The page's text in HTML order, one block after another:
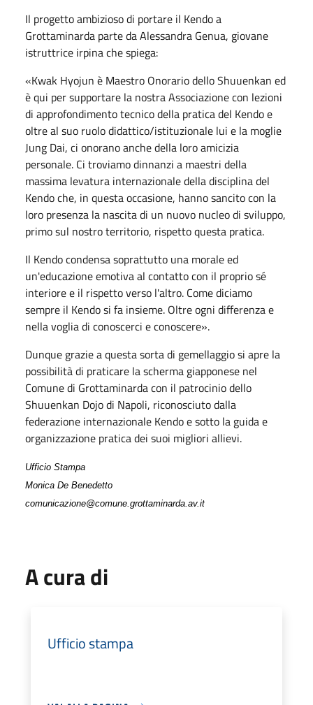
Il progetto ambizioso di portare il Kendo a
Grottaminarda parte da Alessandra Genua, giovane
istruttrice irpina che spiega:
«Kwak Hyojun è Maestro Onorario dello Shuuenkan ed
è qui per supportare la nostra Associazione con lezioni
di approfondimento tecnico della pratica del Kendo e
oltre al suo ruolo didattico/istituzionale lui e la moglie
Jung Dai, ci onorano anche della loro amicizia
personale. Ci troviamo dinnanzi a maestri della
massima levatura internazionale della disciplina del
Kendo che, in questa occasione, hanno sancito con la
loro presenza la nascita di un nuovo nucleo di sviluppo,
primo sul nostro territorio, rispetto questa pratica.
Il Kendo condensa soprattutto una morale ed
un'educazione emotiva al contatto con il proprio sé
interiore e il rispetto verso l'altro. Come diciamo
sempre il Kendo si fa insieme. Oltre ogni differenza e
nella voglia di conoscerci e conoscere».
Dunque grazie a questa sorta di gemellaggio si apre la
possibilità di praticare la scherma giapponese nel
Comune di Grottaminarda con il patrocinio dello
Shuuenkan Dojo di Napoli, riconosciuto dalla
federazione internazionale Kendo e sotto la guida e
organizzazione pratica dei suoi migliori allievi.
Ufficio Stampa
Monica De Benedetto
comunicazione@comune.grottaminarda.av.it
A cura di
Ufficio stampa